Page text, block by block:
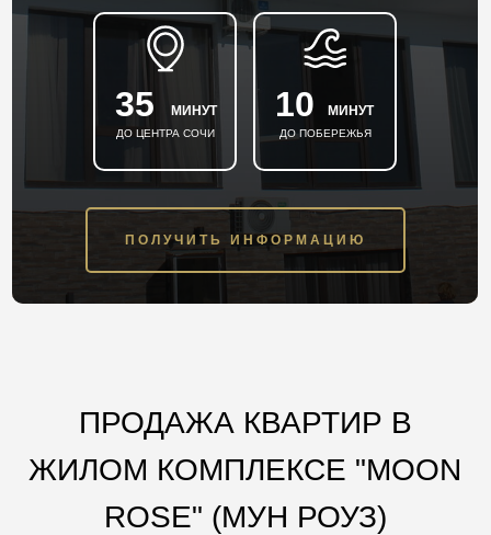
35 МИНУТ
ДО ЦЕНТРА СОЧИ
10 МИНУТ
ДО ПОБЕРЕЖЬЯ
ПОЛУЧИТЬ ИНФОРМАЦИЮ
ПРОДАЖА КВАРТИР В
ЖИЛОМ КОМПЛЕКСЕ "MOON
ROSE" (МУН РОУЗ)